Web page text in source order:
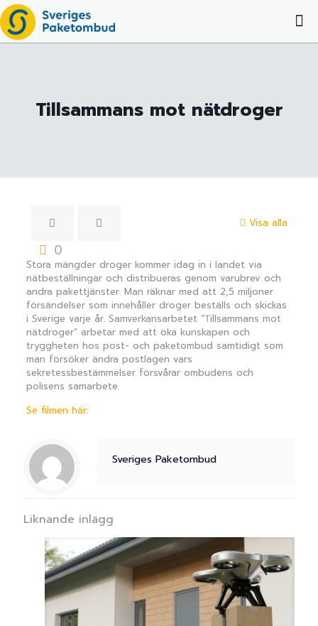
Tillsammans mot nätdroger
Visa alla
0
Stora mängder droger kommer idag in i landet via
nätbeställningar och distribueras genom varubrev och
andra pakettjänster. Man räknar med att 2,5 miljoner
försändelser som innehåller droger beställs och skickas
i Sverige varje år. Samverkansarbetet ”Τillsammans mot
nätdroger” arbetar med att öka kunskapen och
tryggheten hos post- och paketombud samtidigt som
man försöker ändra postlagen vars
sekretessbestämmelser försvårar ombudens och
polisens samarbete.
Se filmen här:
Sveriges Paketombud
Liknande inlägg